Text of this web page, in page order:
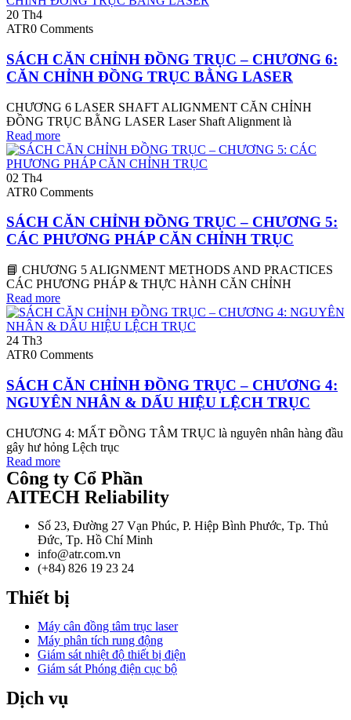
20 Th4
ATR0 Comments
SÁCH CĂN CHỈNH ĐỒNG TRỤC – CHƯƠNG 6:
CĂN CHỈNH ĐỒNG TRỤC BẰNG LASER
CHƯƠNG 6 LASER SHAFT ALIGNMENT CĂN CHỈNH
ĐỒNG TRỤC BẰNG LASER Laser Shaft Alignment là
Read more
02 Th4
ATR0 Comments
SÁCH CĂN CHỈNH ĐỒNG TRỤC – CHƯƠNG 5:
CÁC PHƯƠNG PHÁP CĂN CHỈNH TRỤC
📘 CHƯƠNG 5 ALIGNMENT METHODS AND PRACTICES
CÁC PHƯƠNG PHÁP & THỰC HÀNH CĂN CHỈNH
Read more
24 Th3
ATR0 Comments
SÁCH CĂN CHỈNH ĐỒNG TRỤC – CHƯƠNG 4:
NGUYÊN NHÂN & DẤU HIỆU LỆCH TRỤC
CHƯƠNG 4: MẤT ĐỒNG TÂM TRỤC là nguyên nhân hàng đầu
gây hư hỏng Lệch trục
Read more
Công ty Cổ Phần
AITECH Reliability
Số 23, Đường 27 Vạn Phúc, P. Hiệp Bình Phước, Tp. Thủ
Đức, Tp. Hồ Chí Minh
info@atr.com.vn
(+84) 826 19 23 24
Thiết bị
Máy cân đồng tâm trục laser
Máy phân tích rung động
Giám sát nhiệt độ thiết bị điện
Giám sát Phóng điện cục bộ
Dịch vụ